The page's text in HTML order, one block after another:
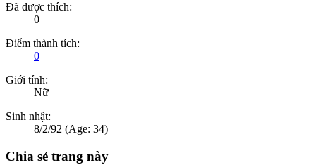
Đã được thích:
0
Điểm thành tích:
0
Giới tính:
Nữ
Sinh nhật:
8/2/92 (Age: 34)
Chia sẻ trang này